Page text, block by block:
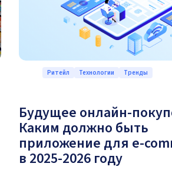
Ритейл Технологии Тренды
Будущее онлайн-
Каким должно быть
приложение для e-
в 2025-2026 году